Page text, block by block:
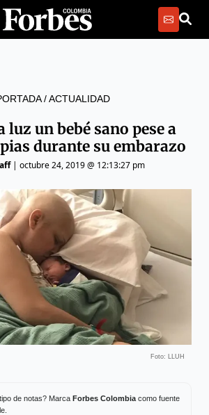
/ACTUALIDAD
luz un bebé sano pese a
durante su embarazo
| octubre 24, 2019 @ 12:13:27 pm
Foto: LLUH
de notas? Marca Forbes Colombiacomo fuente